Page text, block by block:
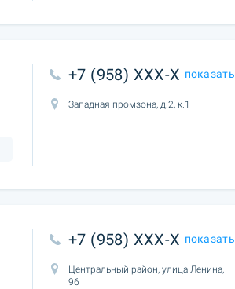
+7 (958) XXX-X показать
Западная промзона, д.2, к.1
+7 (958) XXX-X показать
Центральный район, улица Ленина,
96